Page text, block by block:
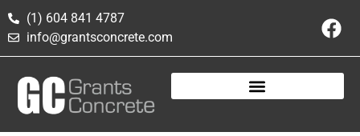
(1) 604 841 4787
info@grantsconcrete.com